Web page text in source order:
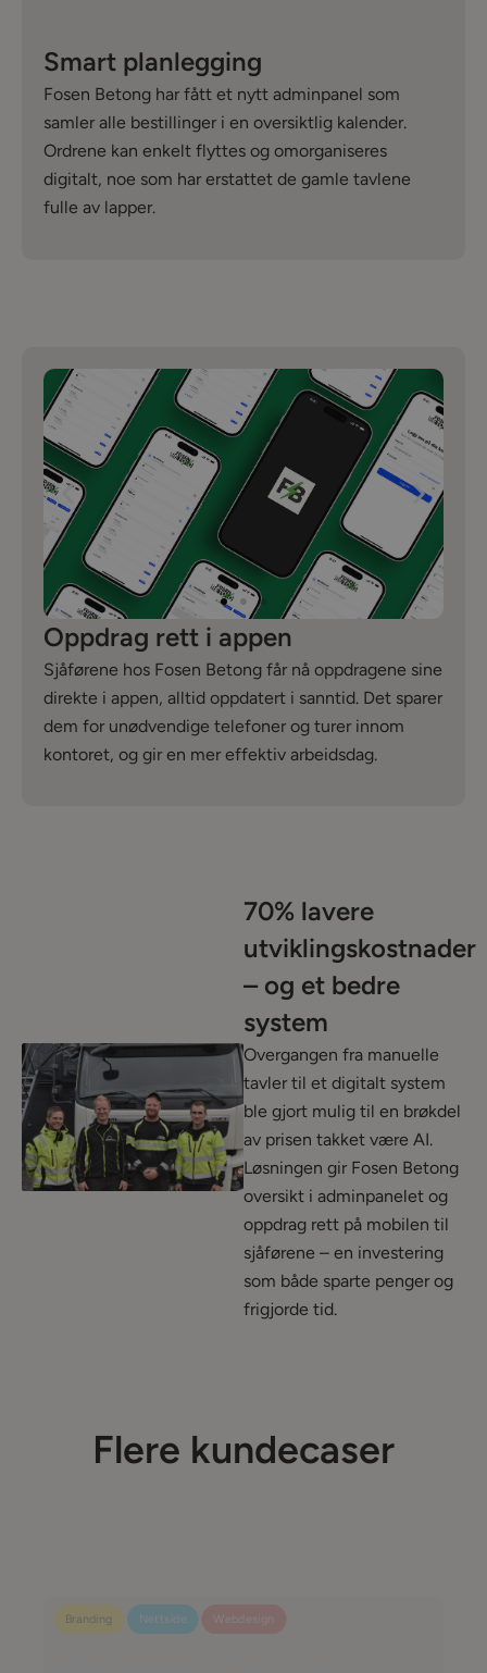
Smart planlegging
Fosen Betong har fått et nytt adminpanel som
samler alle bestillinger i en oversiktlig kalender.
Ordrene kan enkelt flyttes og omorganiseres
digitalt, noe som har erstattet de gamle tavlene
fulle av lapper.
Oppdrag rett i appen
Sjåførene hos Fosen Betong får nå oppdragene sine
direkte i appen, alltid oppdatert i sanntid. Det sparer
dem for unødvendige telefoner og turer innom
kontoret, og gir en mer effektiv arbeidsdag.
70% lavere
utviklingskostnader
– og et bedre
system
Overgangen fra manuelle
tavler til et digitalt system
ble gjort mulig til en brøkdel
av prisen takket være AI.
Løsningen gir Fosen Betong
oversikt i adminpanelet og
oppdrag rett på mobilen til
sjåførene – en investering
som både sparte penger og
frigjorde tid.
Flere kundecaser
Branding Nettside Webdesign